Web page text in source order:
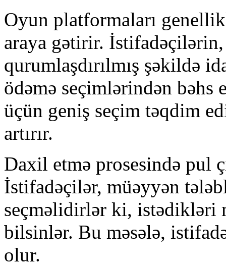
Oyun platformaları
araya gətirir.
qurumlaşdırılmış şəkildə
ödəmə seçimlərindən bəhs
üçün geniş seçim təqdim
artırır.
Daxil etmə prosesində pul
İstifadəçilər, müəyyən
seçməlidirlər ki, istədikləri
bilsinlər. Bu məsələ,
olur.